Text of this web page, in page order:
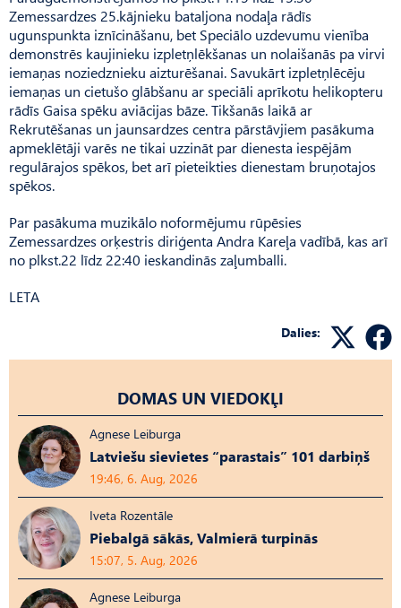
Zemessardzes 25.kājnieku bataljona nodaļa rādīs
ugunspunkta iznīcināšanu, bet Speciālo uzdevumu vienība
demonstrēs kaujinieku izpletņlēkšanas un nolaišanās pa virvi
iemaņas noziedznieku aizturēšanai. Savukārt izpletņlēcēju
iemaņas un cietušo glābšanu ar speciāli aprīkotu helikopteru
rādīs Gaisa spēku aviācijas bāze. Tikšanās laikā ar
Rekrutēšanas un jaunsardzes centra pārstāvjiem pasākuma
apmeklētāji varēs ne tikai uzzināt par dienesta iespējām
regulārajos spēkos, bet arī pieteikties dienestam bruņotajos
spēkos.
Par pasākuma muzikālo noformējumu rūpēsies
Zemessardzes orķestris diriģenta Andra Kareļa vadībā, kas arī
no plkst.22 līdz 22:40 ieskandinās zaļumballi.
LETA
Dalies:
DOMAS UN VIEDOKĻI
Agnese Leiburga
Latviešu sievietes “parastais” 101 darbiņš
19:46, 6. Aug, 2026
Iveta Rozentāle
Piebalgā sākās, Valmierā turpinās
15:07, 5. Aug, 2026
Agnese Leiburga